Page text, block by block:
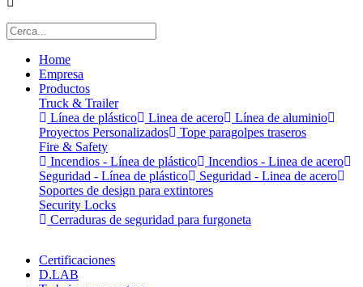
Home
Empresa
Productos
Truck & Trailer
Línea de plástico
Linea de acero
Línea de aluminio
Proyectos Personalizados
Tope paragolpes traseros
Fire & Safety
Incendios - Línea de plástico
Incendios - Linea de acero
Seguridad - Línea de plástico
Seguridad - Linea de acero
Soportes de design para extintores
Security Locks
Cerraduras de seguridad para furgoneta
Certificaciones
D.LAB